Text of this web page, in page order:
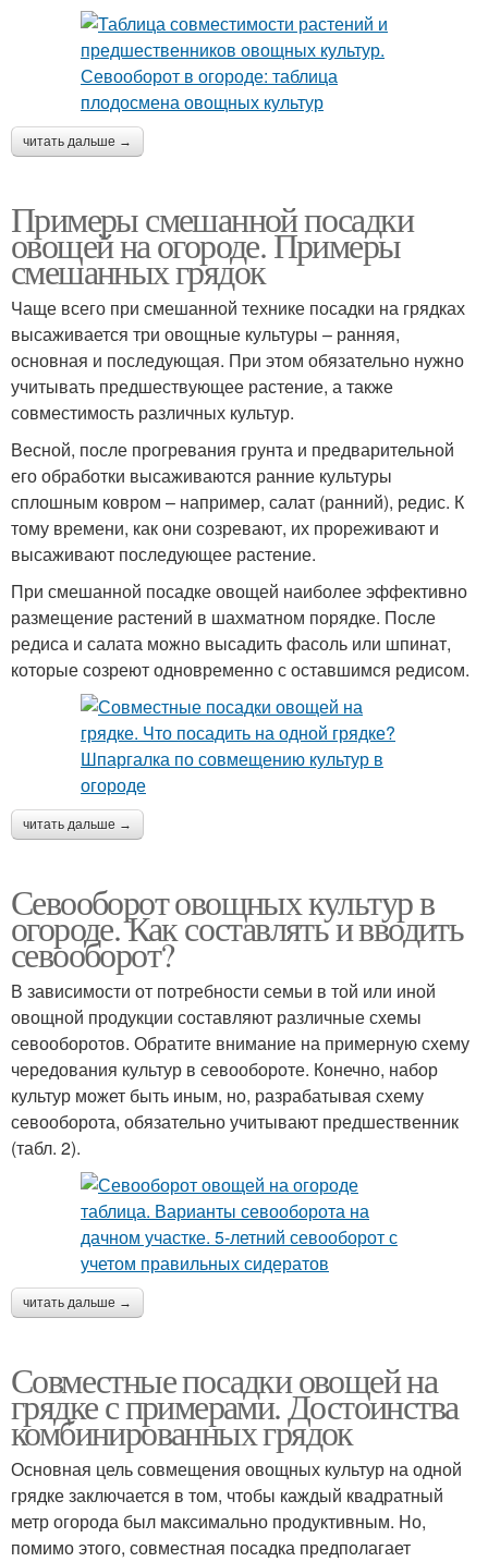
читать дальше →
Примеры смешанной посадки
овощей на огороде. Примеры
смешанных грядок
Чаще всего при смешанной технике посадки на грядках
высаживается три овощные культуры – ранняя,
основная и последующая. При этом обязательно нужно
учитывать предшествующее растение, а также
совместимость различных культур.
Весной, после прогревания грунта и предварительной
его обработки высаживаются ранние культуры
сплошным ковром – например, салат (ранний), редис. К
тому времени, как они созревают, их прореживают и
высаживают последующее растение.
При смешанной посадке овощей наиболее эффективно
размещение растений в шахматном порядке. После
редиса и салата можно высадить фасоль или шпинат,
которые созреют одновременно с оставшимся редисом.
читать дальше →
Севооборот овощных культур в
огороде. Как составлять и вводить
севооборот?
В зависимости от потребности семьи в той или иной
овощной продукции составляют различные схемы
севооборотов. Обратите внимание на примерную схему
чередования культур в севообороте. Конечно, набор
культур может быть иным, но, разрабатывая схему
севооборота, обязательно учитывают предшественник
(табл. 2).
читать дальше →
Совместные посадки овощей на
грядке с примерами. Достоинства
комбинированных грядок
Основная цель совмещения овощных культур на одной
грядке заключается в том, чтобы каждый квадратный
метр огорода был максимально продуктивным. Но,
помимо этого, совместная посадка предполагает